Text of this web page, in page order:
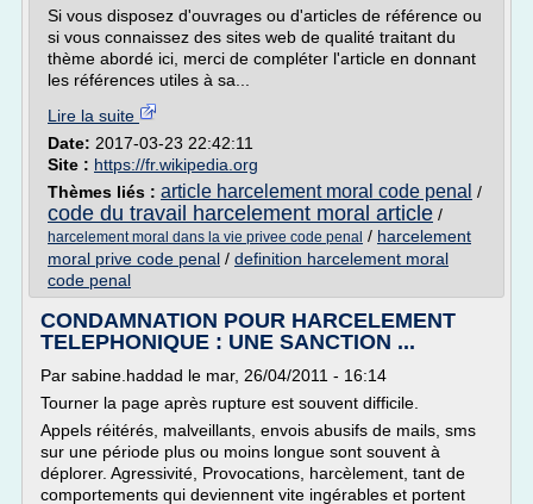
Si vous disposez d'ouvrages ou d'articles de référence ou
si vous connaissez des sites web de qualité traitant du
thème abordé ici, merci de compléter l'article en donnant
les références utiles à sa...
Lire la suite
Date: 2017-03-23 22:42:11
Site : https://fr.wikipedia.org
Thèmes liés : article harcelement moral code penal /
code du travail harcelement moral article /
harcelement moral dans la vie privee code penal / harcelement
moral prive code penal / definition harcelement moral
code penal
CONDAMNATION POUR HARCELEMENT
TELEPHONIQUE : UNE SANCTION ...
Par sabine.haddad le mar, 26/04/2011 - 16:14
Tourner la page après rupture est souvent difficile.
Appels réitérés, malveillants, envois abusifs de mails, sms
sur une période plus ou moins longue sont souvent à
déplorer. Agressivité, Provocations, harcèlement, tant de
comportements qui deviennent vite ingérables et portent